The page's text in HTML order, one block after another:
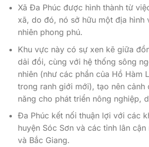
Xã Đa Phúc được hình thành từ
xã, do đó, nó sở hữu một địa hình
nhiên phong phú.
Khu vực này có sự xen kẽ giữa
dải đồi, cùng với hệ thống sông
nhiên (như các phần của Hồ Hàm
trong ranh giới mới), tạo nên cảnh
năng cho phát triển nông nghiệp,
Đa Phúc kết nối thuận lợi với các
huyện Sóc Sơn và các tỉnh lân
và Bắc Giang.